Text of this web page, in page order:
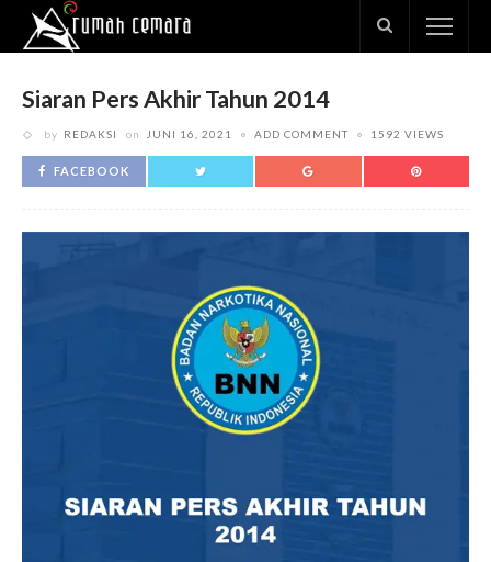
Siaran Pers Akhir Tahun 2014
by REDAKSI on JUNI 16, 2021 ADD COMMENT 1592 VIEWS
FACEBOOK